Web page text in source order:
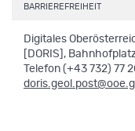
BARRIEREFREIHEIT.
Digitales
[DORIS],
Telefon (+43 732) 77